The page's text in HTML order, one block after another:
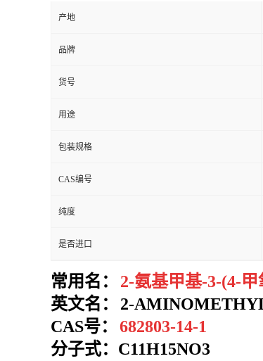
产地
品牌
货号
用途
包装规格
CAS编号
纯度
是否进口
常用名：
2-氨基甲基-3-(4-
英文名：
2-
CAS号：
682803-14-1
分子式： C11H15NO3